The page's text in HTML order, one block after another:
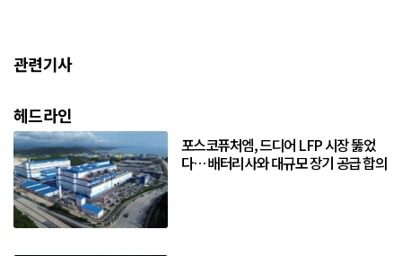
관련기사
헤드라인
포스코퓨처엠, 드디어 LFP 시장 뚫었
다… 배터리사와 대규모 장기 공급 합의